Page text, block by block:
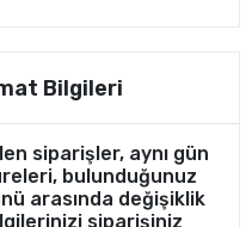
Bilgileri
siparişler, aynı gün
bulunduğunuz
arasında değişiklik
siparişiniz